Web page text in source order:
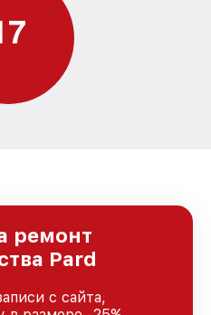
7
ремонт
Pard
с сайта,